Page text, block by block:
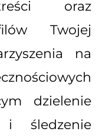
oraz
Twojej
na
dzielenie
i śledzenie